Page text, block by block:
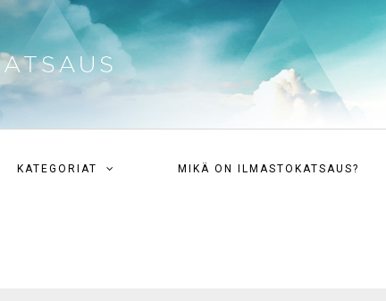
KATEGORIAT MIKÄ ON ILMASTOKATSAUS?